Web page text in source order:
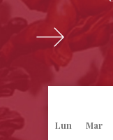
Lun Mar